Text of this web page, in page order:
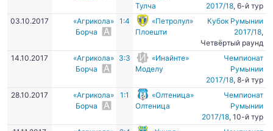
Тулча
2017/18, 6-й тур
03.10.2017
«Агрикола»
Борча
1:4
«Петролул»
Плоешти
Кубок Румынии
2017/18,
Четвёртый раунд
14.10.2017
«Агрикола»
Борча
3:3
«Инайнте»
Моделу
Чемпионат
Румынии
2017/18, 8-й тур
28.10.2017
«Агрикола»
Борча
1:1
«Олтеница»
Олтеница
Чемпионат
Румынии
2017/18, 10-й тур